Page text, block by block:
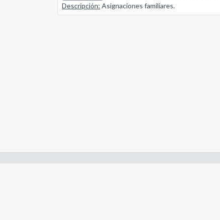
Descripción: Asignaciones familiares.